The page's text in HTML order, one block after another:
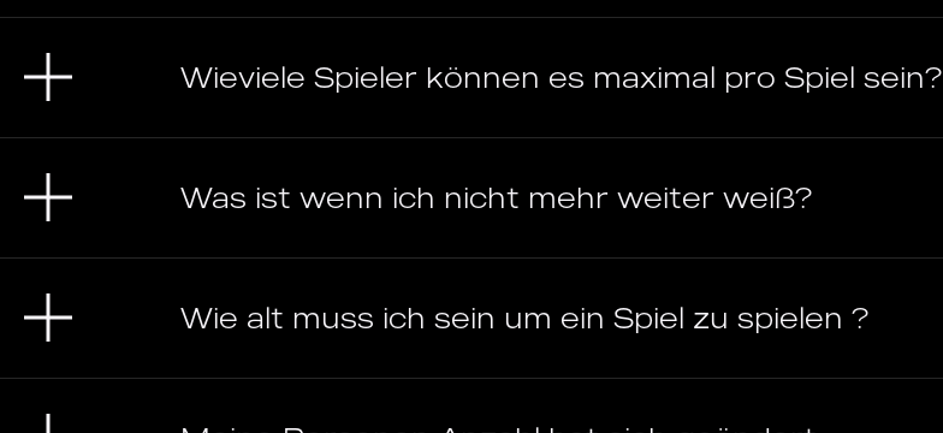
Wieviele Spieler können es maximal pro Spiel sein?
Was ist wenn ich nicht mehr weiter weiß?
Wie alt muss ich sein um ein Spiel zu spielen ?